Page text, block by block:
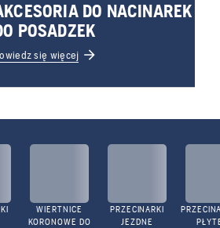
DO NACINAREK
POSADZEK
się więcej
WIERTNICE
KORONOWE DO
PRZECINARKI
JEZDNE